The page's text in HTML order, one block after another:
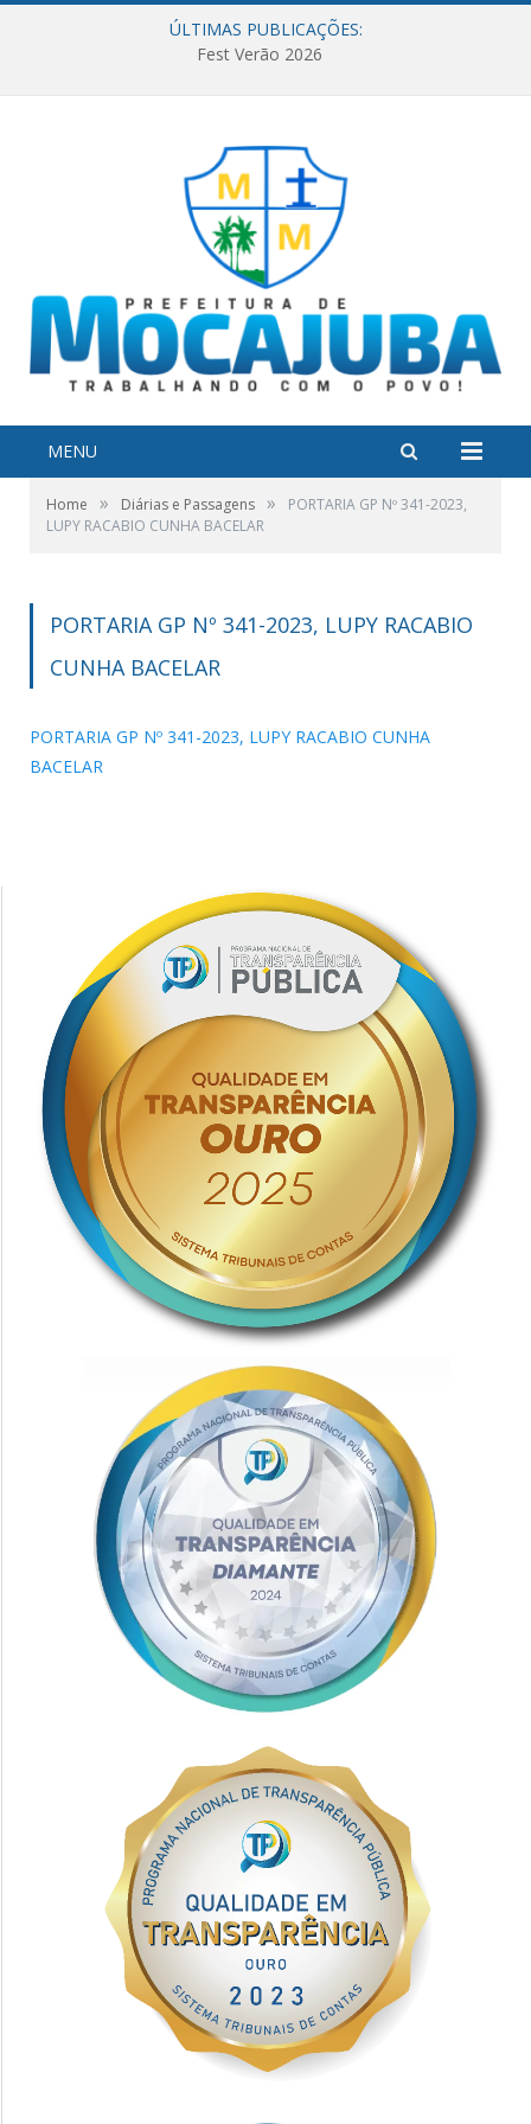
ÚLTIMAS PUBLICAÇÕES:
Fest Verão 2026
MENU
Home » Diárias e Passagens »
PORTARIA GP Nº 341-2023,
LUPY RACABIO CUNHA BACELAR
PORTARIA GP Nº 341-2023, LUPY RACABIO
CUNHA BACELAR
PORTARIA GP Nº 341-2023, LUPY RACABIO CUNHA
BACELAR